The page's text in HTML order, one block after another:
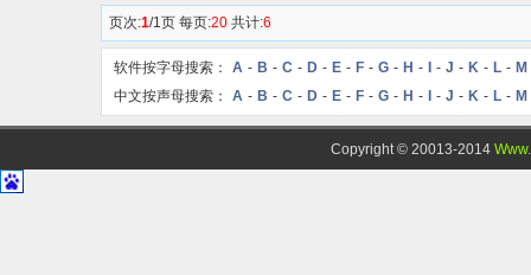
页次:1/1页 每页:20 共计:6
软件按字母搜索： A - B - C - D - E - F - G - H - - J - K - L - M
中文按声母搜索： A - B - C - D - E - F - G - H - - J - K - L - M
Copyright © 20013-2014